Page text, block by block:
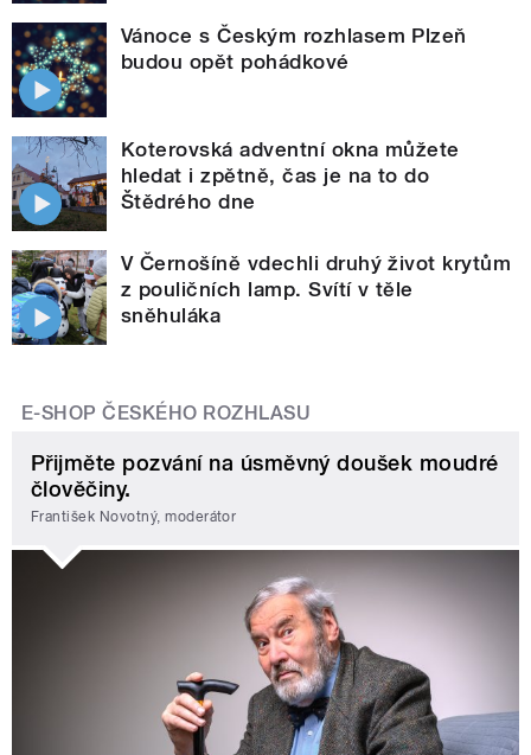
Vánoce s Českým rozhlasem Plzeň
budou opět pohádkové
Koterovská adventní okna můžete
hledat i zpětně, čas je na to do
Štědrého dne
V Černošíně vdechli druhý život krytům
z pouličních lamp. Svítí v těle
sněhuláka
E-SHOP ČESKÉHO ROZHLASU
Přijměte pozvání na úsměvný doušek moudré
člověčiny.
František Novotný, moderátor